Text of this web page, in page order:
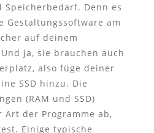
Denn es
Gestaltungssoftware am
auf deinem
ja, sie brauchen auch
also füge deiner
SSD hinzu. Die
(RAM und SSD)
Art der Programme ab,
Einige typische